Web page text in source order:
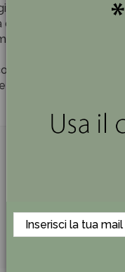
amore, elegnaza e
della porcellana e
rifiniti esaltano
idea per
donare